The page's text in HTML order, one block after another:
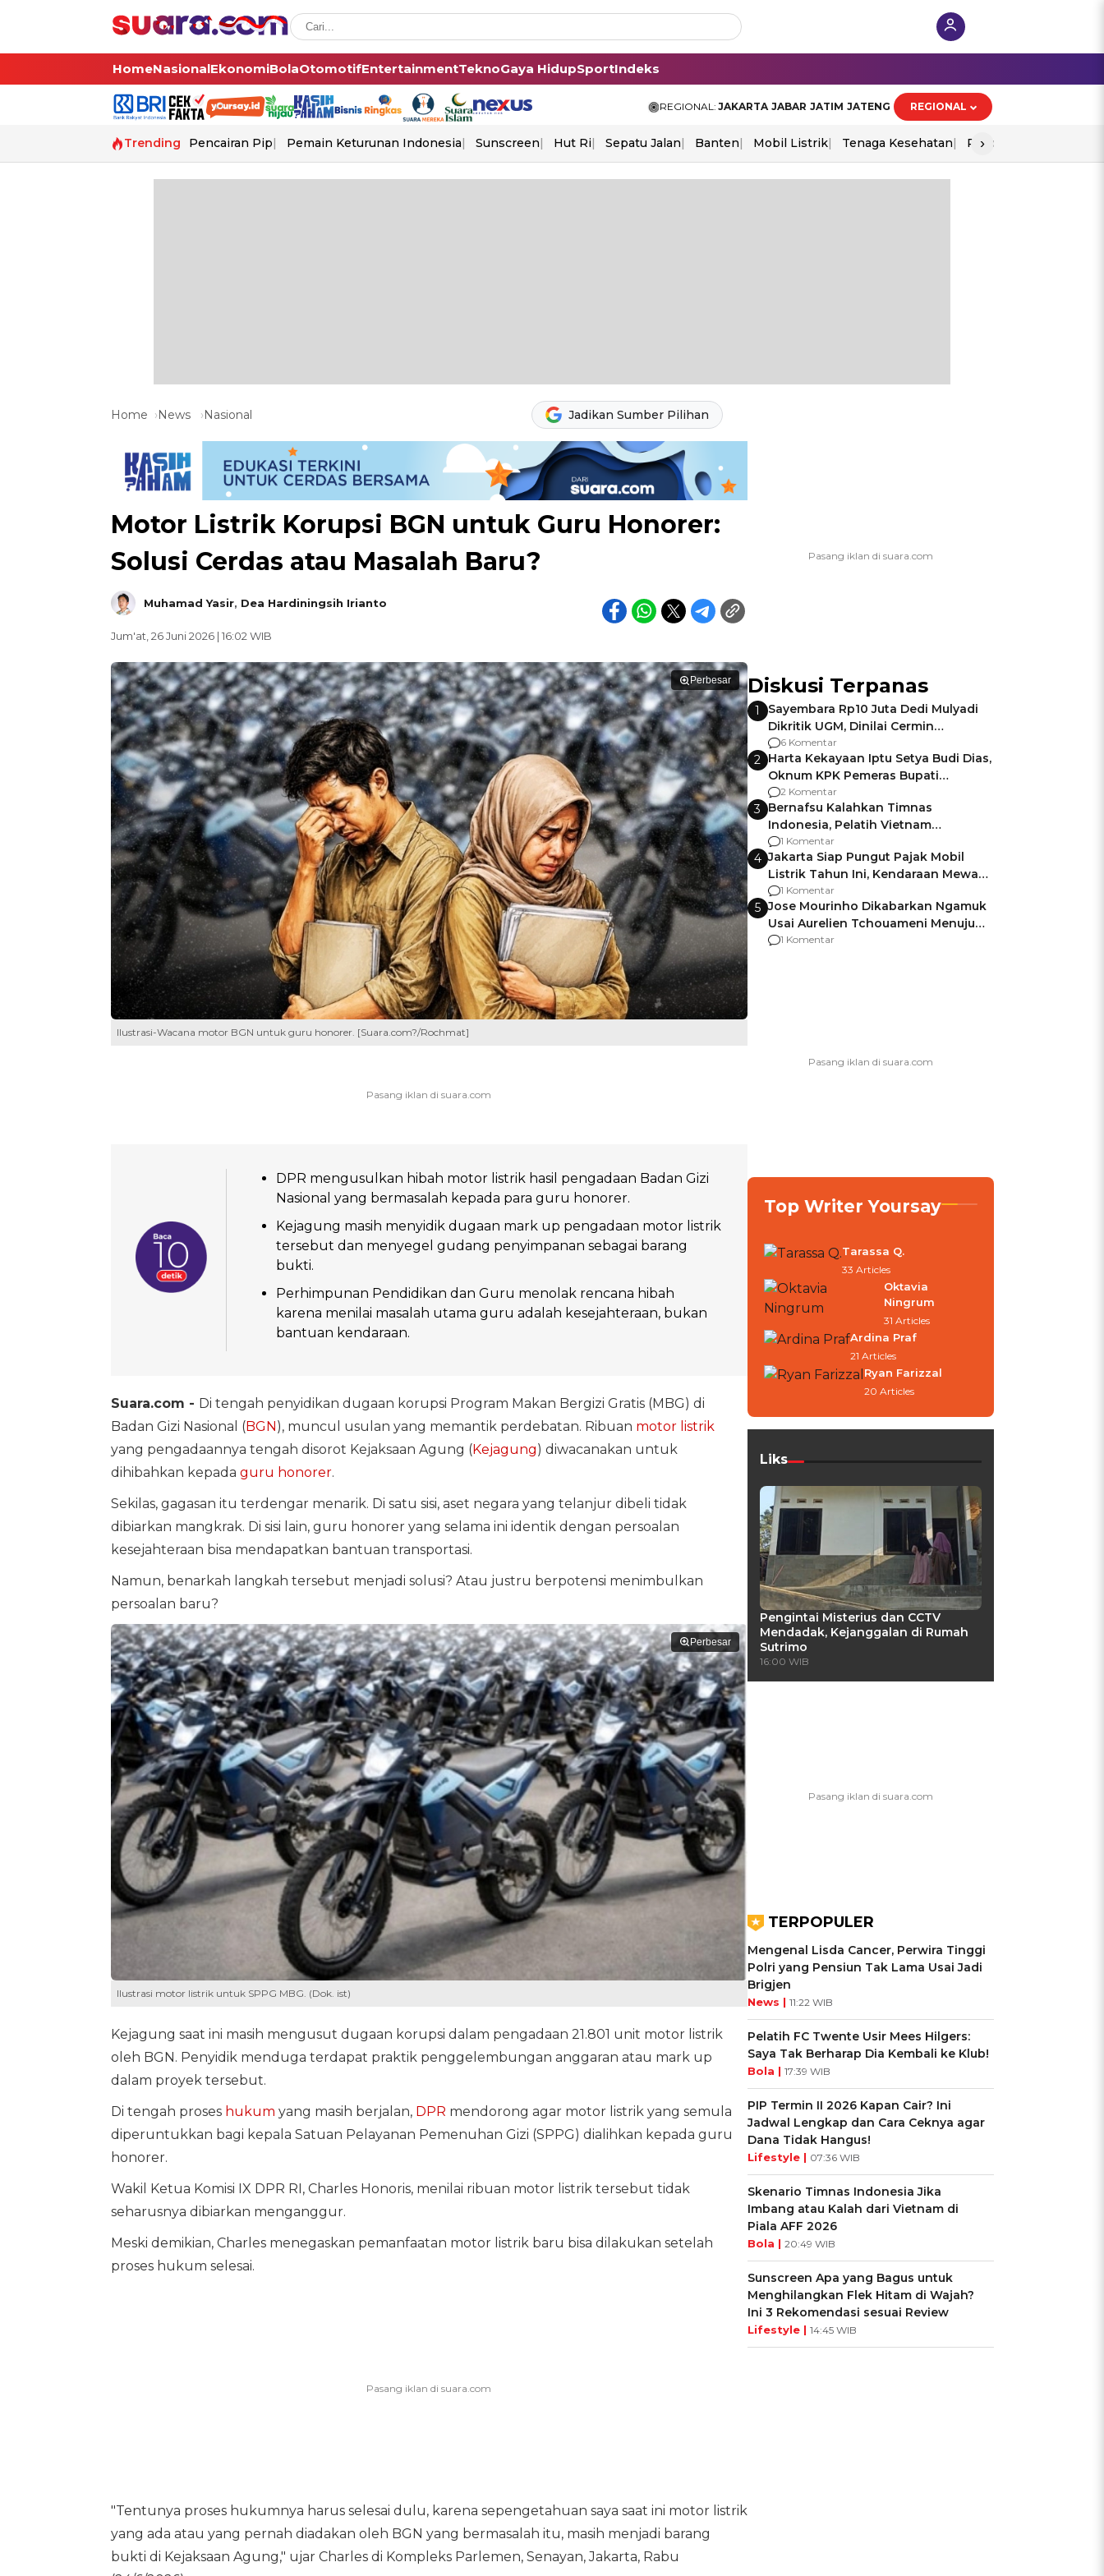
HomeNasionalEkonomiBolaOtomotifEntertainmentTeknoGaya HidupSportIndeks
REGIONAL: JAKARTA JABAR JATIM JATENG REGIONAL
Trending Pencairan Pip Pemain Keturunan Indonesia Sunscreen Hut Ri Sepatu Jalan Banten Mobil Listrik Tenaga Kesehatan Piala Aff 2026
›
Home News Nasional Jadikan Sumber Pilihan
Motor Listrik Korupsi BGN untuk Guru Honorer:
Solusi Cerdas atau Masalah Baru?
Muhamad Yasir, Dea Hardiningsih Irianto
Jum'at, 26 Juni 2026 | 16:02 WIB
Perbesar
Ilustrasi-Wacana motor BGN untuk guru honorer. [Suara.com?/Rochmat]
DPR mengusulkan hibah motor listrik hasil pengadaan Badan Gizi
Nasional yang bermasalah kepada para guru honorer.
Kejagung masih menyidik dugaan mark up pengadaan motor listrik
tersebut dan menyegel gudang penyimpanan sebagai barang
bukti.
Perhimpunan Pendidikan dan Guru menolak rencana hibah
karena menilai masalah utama guru adalah kesejahteraan, bukan
bantuan kendaraan.
Suara.com - Di tengah penyidikan dugaan korupsi Program Makan Bergizi Gratis (MBG) di
Badan Gizi Nasional (BGN), muncul usulan yang memantik perdebatan. Ribuan motor listrik
yang pengadaannya tengah disorot Kejaksaan Agung (Kejagung) diwacanakan untuk
dihibahkan kepada guru honorer.
Sekilas, gagasan itu terdengar menarik. Di satu sisi, aset negara yang telanjur dibeli tidak
dibiarkan mangkrak. Di sisi lain, guru honorer yang selama ini identik dengan persoalan
kesejahteraan bisa mendapatkan bantuan transportasi.
Namun, benarkah langkah tersebut menjadi solusi? Atau justru berpotensi menimbulkan
persoalan baru?
Perbesar
Ilustrasi motor listrik untuk SPPG MBG. (Dok. ist)
Kejagung saat ini masih mengusut dugaan korupsi dalam pengadaan 21.801 unit motor listrik
oleh BGN. Penyidik menduga terdapat praktik penggelembungan anggaran atau mark up
dalam proyek tersebut.
Di tengah proses hukum yang masih berjalan, DPR mendorong agar motor listrik yang semula
diperuntukkan bagi kepala Satuan Pelayanan Pemenuhan Gizi (SPPG) dialihkan kepada guru
honorer.
Wakil Ketua Komisi IX DPR RI, Charles Honoris, menilai ribuan motor listrik tersebut tidak
seharusnya dibiarkan menganggur.
Meski demikian, Charles menegaskan pemanfaatan motor listrik baru bisa dilakukan setelah
proses hukum selesai.
"Tentunya proses hukumnya harus selesai dulu, karena sepengetahuan saya saat ini motor listrik
yang ada atau yang pernah diadakan oleh BGN yang bermasalah itu, masih menjadi barang
bukti di Kejaksaan Agung," ujar Charles di Kompleks Parlemen, Senayan, Jakarta, Rabu
Diskusi Terpanas
1
Sayembara Rp10 Juta Dedi Mulyadi
Dikritik UGM, Dinilai Cermin
Gagalnya Negara Jamin Keamanan
6 Komentar
2 Harta Kekayaan Iptu Setya Budi Dias,
Oknum KPK Pemeras Bupati
Pemalang
2 Komentar
3 Bernafsu Kalahkan Timnas
Indonesia, Pelatih Vietnam
Berencana Pakai Jimat di Pakansari
1 Komentar
4 Jakarta Siap Pungut Pajak Mobil
Listrik Tahun Ini, Kendaraan Mewah
Kena hingga 75% PKB
1 Komentar
5 Jose Mourinho Dikabarkan Ngamuk
Usai Aurelien Tchouameni Menuju
Manchester United
1 Komentar
Top Writer Yoursay
Tarassa Q.
33 Articles
Oktavia
Ningrum
31 Articles
Ardina Praf
21 Articles
Ryan Farizzal
20 Articles
Liks
Pengintai Misterius dan CCTV
Mendadak, Kejanggalan di Rumah
Sutrimo
16:00 WIB
TERPOPULER
Mengenal Lisda Cancer, Perwira Tinggi
Polri yang Pensiun Tak Lama Usai Jadi
Brigjen
News | 11:22 WIB
Pelatih FC Twente Usir Mees Hilgers:
Saya Tak Berharap Dia Kembali ke Klub!
Bola | 17:39 WIB
PIP Termin II 2026 Kapan Cair? Ini
Jadwal Lengkap dan Cara Ceknya agar
Dana Tidak Hangus!
Lifestyle | 07:36 WIB
Skenario Timnas Indonesia Jika
Imbang atau Kalah dari Vietnam di
Piala AFF 2026
Bola | 20:49 WIB
Sunscreen Apa yang Bagus untuk
Menghilangkan Flek Hitam di Wajah?
Ini 3 Rekomendasi sesuai Review
Lifestyle | 14:45 WIB